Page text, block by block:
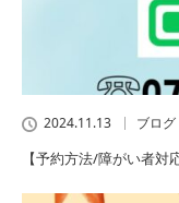
2024.11.13 ブログ
【予約方法/障がい者対